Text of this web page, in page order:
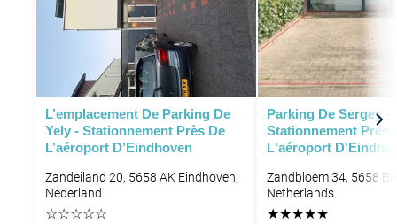
L’emplacement De Parking De
Yely - Stationnement Près De
L’aéroport D’Eindhoven
Zandeiland 20, 5658 AK Eindhoven,
Nederland
☆☆☆☆☆
Parking De Sergey -
Stationnement Près
L'aéroport
Zandbloem 34, 5658
Netherlands
★★★★★